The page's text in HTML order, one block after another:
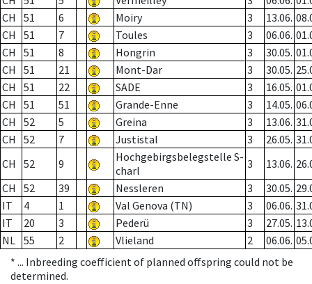
CH
51 6 Moiry 3 13.06.
CH
51 7 Toules 3 06.06.
CH
51 8 Hongrin 3 30.05.
CH
51 21 Mont-Dar 3 30.05.
CH
51 22 SADE 3 16.05.
CH
51 51 Grande-Enne 3 14.05.
CH
52 5 Greina 3 13.06.
CH
52 7 Justistal 3 26.05.
CH
52 9
Hochgebirgsbelegstelle S-
charl
3 13.06.
CH
52 39 Nessleren 3 30.05.
IT
4 1 Val Genova (TN) 3 06.06.
IT
20 3 Pederü 3 27.05.
NL 55 2 Vlieland 2 06.06.
* ... Inbreeding coefficient of planned offspring could not be
determined.